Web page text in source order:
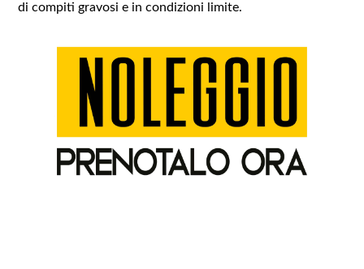
di compiti gravosi e in condizioni limite.